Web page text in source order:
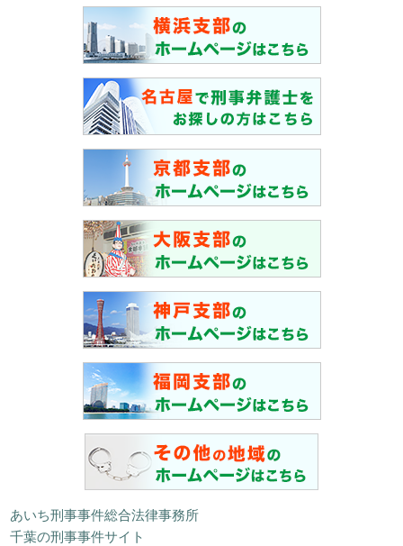
あいち刑事事件総合法律事務所
千葉の刑事事件サイト